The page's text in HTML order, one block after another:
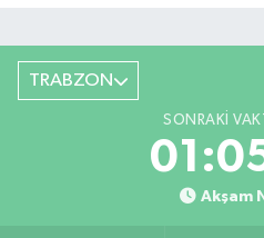
TRABZON
SONRAKI
Akşam